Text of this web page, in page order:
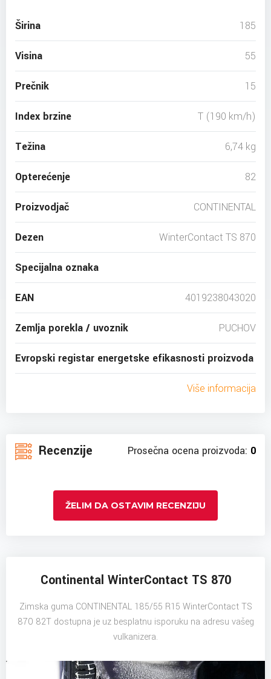
Širina 185
Visina 55
Prečnik 15
Index brzine T (190 km/h)
Težina 6,74 kg
Opterećenje 82
Proizvodjač CONTINENTAL
Dezen WinterContact TS 870
Specijalna oznaka
EAN 4019238043020
Zemlja porekla / uvoznik PUCHOV
Evropski registar energetske efikasnosti proizvoda
Više informacija
Recenzije Prosečna ocena proizvoda: 0
ŽELIM DA OSTAVIM RECENZIJU
Continental WinterContact TS 870
Zimska guma CONTINENTAL 185/55 R15 WinterContact TS
870 82T dostupna je uz besplatnu isporuku na adresu vašeg
vulkanizera.